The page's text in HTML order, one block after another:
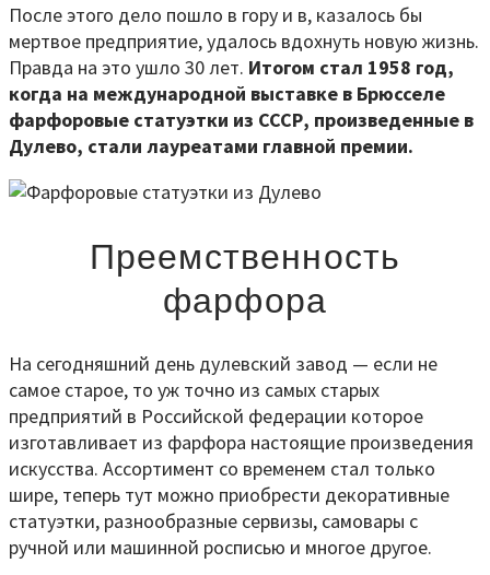
После этого дело пошло в гору и в, казалось бы
мертвое предприятие, удалось вдохнуть новую жизнь.
Правда на это ушло 30 лет. Итогом стал 1958 год,
когда на международной выставке в Брюсселе
фарфоровые статуэтки из СССР, произведенные в
Дулево, стали лауреатами главной премии.
Преемственность
фарфора
На сегодняшний день дулевский завод — если не
самое старое, то уж точно из самых старых
предприятий в Российской федерации которое
изготавливает из фарфора настоящие произведения
искусства. Ассортимент со временем стал только
шире, теперь тут можно приобрести декоративные
статуэтки, разнообразные сервизы, самовары с
ручной или машинной росписью и многое другое.